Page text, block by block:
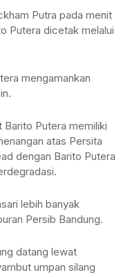
Putra pada menit
Putera dicetak melalui
mengamankan
Putera memiliki
atas Persita
dengan Barito Putera
lebih banyak
Persib Bandung.
datang lewat
umpan silang